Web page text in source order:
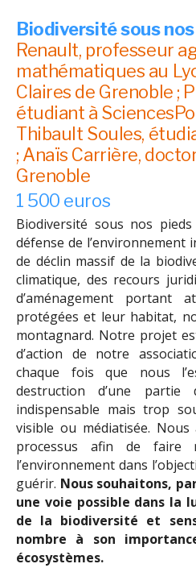
Biodiversité sous
Renault, professeur
mathématiques au
Claires de Grenoble ;
étudiant à
Thibault Soules,
; Anaïs Carrière,
Grenoble
1 500 euros
Biodiversité sous nos
défense de l’environnement
de déclin massif de la
climatique, des recours
d’aménagement portant
protégées et leur habitat,
montagnard. Notre projet
d’action de notre
chaque fois que nous
destruction d’une
indispensable mais trop
visible ou médiatisée.
processus afin de faire
l’environnement dans
guérir. Nous souhaitons,
une voie possible dans la
de la biodiversité et
nombre à son
écosystèmes.